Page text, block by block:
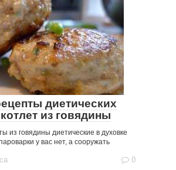
диетических
из говядины
из говядины диетические в духовке
у вас нет, а сооружать
0